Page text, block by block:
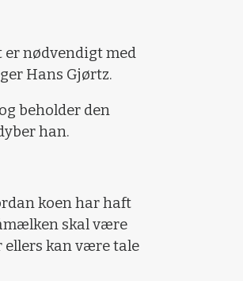
nødvendigt med
Hans Gjørtz.
beholder den
han.
koen har haft
skal være
ellers kan være tale